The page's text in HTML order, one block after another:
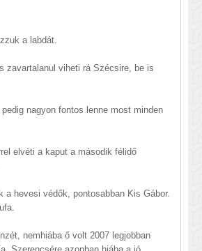
a labdát.
zavartalanul viheti rá Szécsire, be is
nagyon fontos lenne most minden
elvéti a kaput a második félidő
a hevesi védők, pontosabban Kis Gábor.
nemhiába ő volt 2007 legjobban